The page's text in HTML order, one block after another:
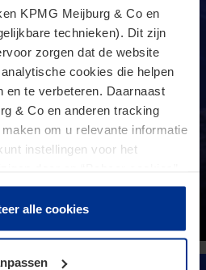
KPMG Meijburg & Co en
technieken). Dit zijn
zorgen dat de website
cookies die helpen
en te verbeteren. Daarnaast
& Co en anderen tracking
om u relevante informatie
instellingen voor het
alle cookies” klikt, geeft u
van alle cookies. Deze
intrekken.
alle cookies
taxes to 2030